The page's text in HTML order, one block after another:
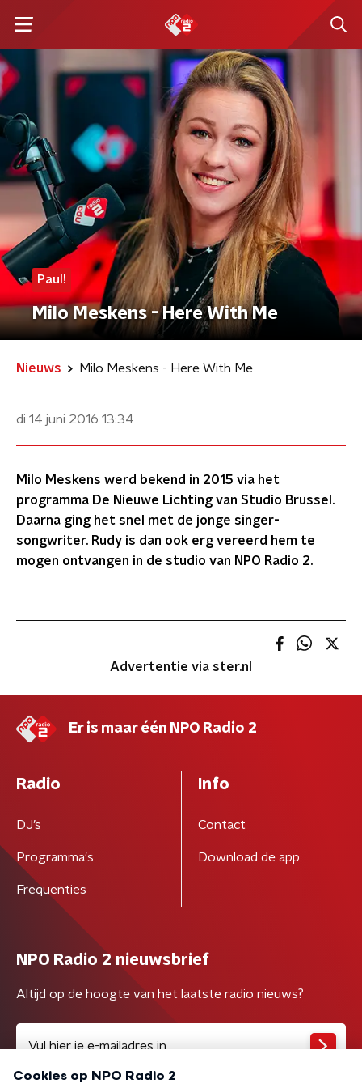
Paul!
Milo Meskens - Here With Me
Nieuws Milo Meskens - Here With Me
di 14 juni 2016 13:34
Milo Meskens werd bekend in 2015 via het
programma De Nieuwe Lichting van Studio Brussel.
Daarna ging het snel met de jonge singer-
songwriter. Rudy is dan ook erg vereerd hem te
mogen ontvangen in de studio van NPO Radio 2.
Advertentie via ster.nl
Er is maar één NPO Radio 2
Radio
DJ’s
Programma's
Frequenties
Info
Contact
Download de app
NPO Radio 2 nieuwsbrief
Altijd op de hoogte van het laatste radio nieuws?